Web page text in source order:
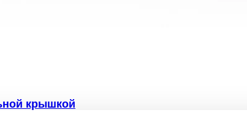
крышкой